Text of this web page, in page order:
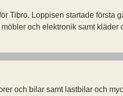
Tibro. Loppisen startade första
och elektronik samt
och bilar samt lastbilar och